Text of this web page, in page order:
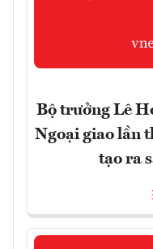
Bộ trưởng Lê
Ngoại giao lần
tạo ra